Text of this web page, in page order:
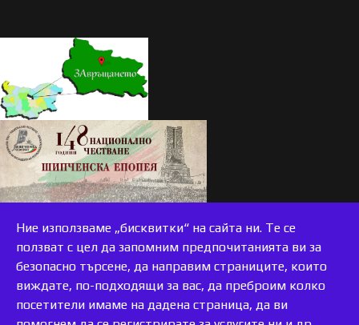
Ние използваме „бисквитки“ на сайта ни. Те се
ползват с цел да запомним предпочитанията ви за
безопасно търсене, да направим страниците, които
виждате, по-подходящи за вас, да преброим колко
посетители имаме на дадена страница, да ви
accessible